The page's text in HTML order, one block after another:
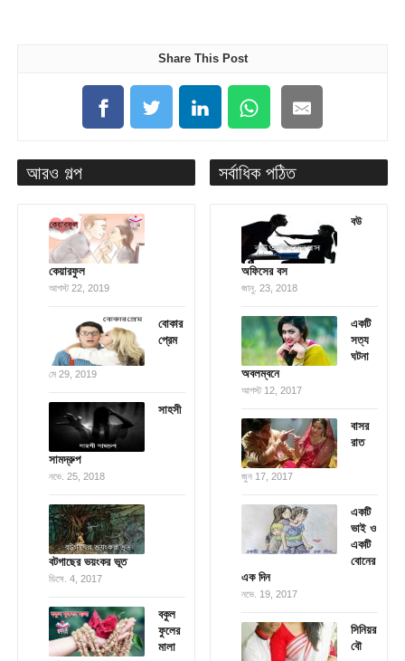
Share This Post
আরও গল্প
কেয়ারফুল
আগস্ট 22, 2019
বোকার
প্রেম
মে 29, 2019
সাহসী
সামদ্রুপ
নভে. 25, 2018
বটগাছের ভয়ংকর ভূত
ডিসে. 4, 2017
বকুল
ফুলের
মালা
সর্বাধিক পঠিত
বউ
অফিসের বস
জানু. 23, 2018
একটি
সত্য
ঘটনা
অবলম্বনে
আগস্ট 12, 2017
বাসর
রাত
জুন 17, 2017
একটি
ভাই ও
একটি
বোনের
এক দিন
নভে. 19, 2017
সিনিয়র
বৌ